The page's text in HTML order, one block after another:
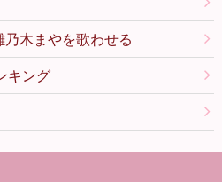
木まやを歌わせる
キング